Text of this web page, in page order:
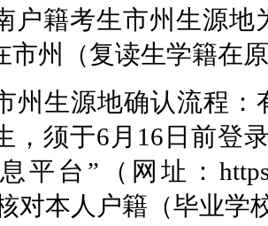
户籍考生市州生源
市州（复读生学籍在
州生源地确认流程
，须于6月16日前登
平台”（网址：
对本人户籍（毕业学